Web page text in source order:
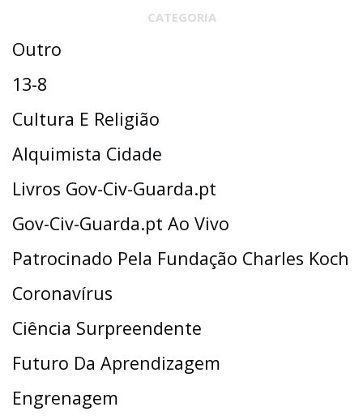
CATEGORIA
Outro
13-8
Cultura E Religião
Alquimista Cidade
Livros Gov-Civ-Guarda.pt
Gov-Civ-Guarda.pt Ao Vivo
Patrocinado Pela Fundação Charles Koch
Coronavírus
Ciência Surpreendente
Futuro Da Aprendizagem
Engrenagem